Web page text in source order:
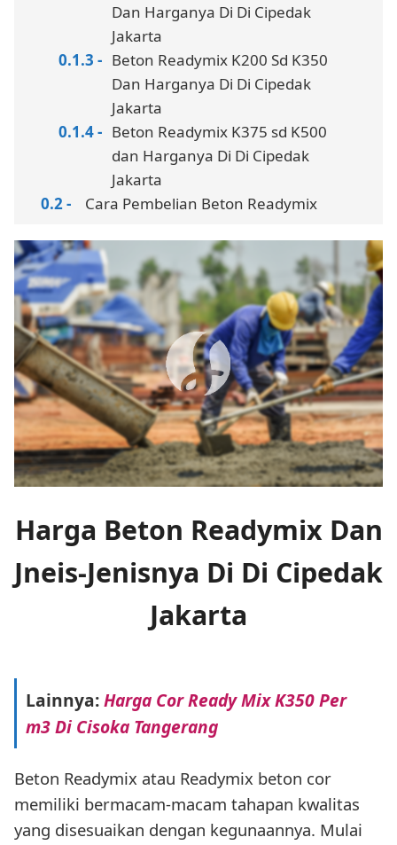
Dan Harganya Di Di Cipedak
Jakarta
Beton Readymix K200 Sd K350
Dan Harganya Di Di Cipedak
Jakarta
Beton Readymix K375 sd K500
dan Harganya Di Di Cipedak
Jakarta
Cara Pembelian Beton Readymix
Harga Beton Readymix Dan
Jneis-Jenisnya Di Di Cipedak
Jakarta
Lainnya:Harga Cor Ready Mix K350 Per
m3 Di Cisoka Tangerang
Beton Readymix atau Readymix beton cor
memiliki bermacam-macam tahapan kwalitas
yang disesuaikan dengan kegunaannya. Mulai